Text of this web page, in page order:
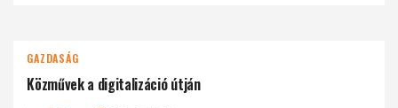
GAZDASÁG
Közművek a digitalizáció útján